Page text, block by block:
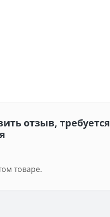
отзыв, требуется
товаре.